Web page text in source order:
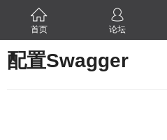
首页 论坛
配置Swagger